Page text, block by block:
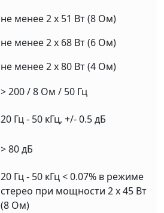
не менее 2 x 51 Вт (8 Ом)
не менее 2 х 68 Вт (6 Ом)
не менее 2 х 80 Вт (4 Ом)
> 200 / 8 Ом / 50 Гц
20 Гц - 50 кГц, +/- 0.5 дБ
> 80 дБ
20 Гц - 50 кГц < 0.07% в режиме
стерео при мощности 2 х 45 Вт
(8 Ом)